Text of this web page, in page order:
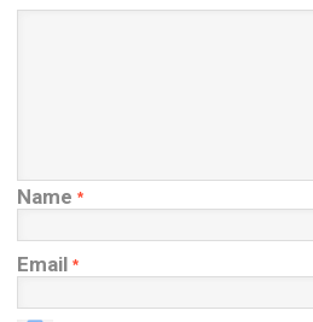
Name *
Email *